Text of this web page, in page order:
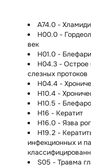
A74.0 -
H00.0 -
век
H01.0 -
H04.3 - Острое
слезных протоков
H04.4 -
H10.4 -
H10.5 -
H16 - Кератит
H16.0 - Язва
H19.2 -
инфекционных и
S05 - Травма